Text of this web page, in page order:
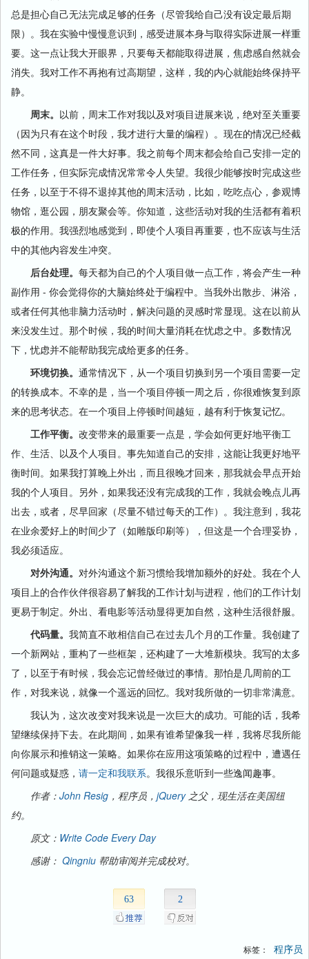
总是担心自己无法完成足够的任务（尽管我给自己没有设定最后期
限）。我在实验中慢慢意识到，感受进展本身与取得实际进展一样重
要。这一点让我大开眼界，只要每天都能取得进展，焦虑感自然就会
消失。我对工作不再抱有过高期望，这样，我的内心就能始终保持平
静。
周末。 以前，周末工作对我以及对项目进展来说，绝对至关重要
（因为只有在这个时段，我才进行大量的编程）。现在的情况已经截
然不同，这真是一件大好事。我之前每个周末都会给自己安排一定的
工作任务，但实际完成情况常常令人失望。我很少能够按时完成这些
任务，以至于不得不退掉其他的周末活动，比如，吃吃点心，参观博
物馆，逛公园，朋友聚会等。你知道，这些活动对我的生活都有着积
极的作用。我强烈地感觉到，即使个人项目再重要，也不应该与生活
中的其他内容发生冲突。
后台处理。 每天都为自己的个人项目做一点工作，将会产生一种
副作用 - 你会觉得你的大脑始终处于编程中。当我外出散步、淋浴，
或者任何其他非脑力活动时，解决问题的灵感时常显现。这在以前从
来没发生过。那个时候，我的时间大量消耗在忧虑之中。多数情况
下，忧虑并不能帮助我完成给更多的任务。
环境切换。 通常情况下，从一个项目切换到另一个项目需要一定
的转换成本。不幸的是，当一个项目停顿一周之后，你很难恢复到原
来的思考状态。在一个项目上停顿时间越短，越有利于恢复记忆。
工作平衡。 改变带来的最重要一点是，学会如何更好地平衡工
作、生活、以及个人项目。事先知道自己的安排，这能让我更好地平
衡时间。如果我打算晚上外出，而且很晚才回来，那我就会早点开始
我的个人项目。另外，如果我还没有完成我的工作，我就会晚点儿再
出去，或者，尽早回家（尽量不错过每天的工作）。我注意到，我花
在业余爱好上的时间少了（如雕版印刷等），但这是一个合理妥协，
我必须适应。
对外沟通。 对外沟通这个新习惯给我增加额外的好处。我在个人
项目上的合作伙伴很容易了解我的工作计划与进程，他们的工作计划
更易于制定。外出、看电影等活动显得更加自然，这种生活很舒服。
代码量。 我简直不敢相信自己在过去几个月的工作量。我创建了
一个新网站，重构了一些框架，还构建了一大堆新模块。我写的太多
了，以至于有时候，我会忘记曾经做过的事情。那怕是几周前的工
作，对我来说，就像一个遥远的回忆。我对我所做的一切非常满意。
我认为，这次改变对我来说是一次巨大的成功。可能的话，我希
望继续保持下去。在此期间，如果有谁希望像我一样，我将尽我所能
向你展示和推销这一策略。如果你在应用这项策略的过程中，遭遇任
何问题或疑惑， 请一定和我联系。我很乐意听到一些逸闻趣事。
作者： John Resig ，程序员， jQuery之父，现生活在美国纽
约。
原文： Write Code Every Day
感谢： Qingniu 帮助审阅并完成校对。
63 2
标签： 程序员